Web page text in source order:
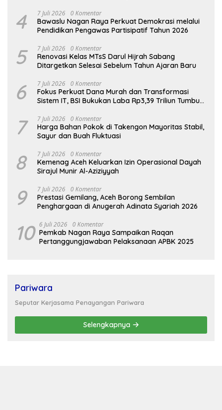
4 7 Juli 2026 0 Komentar
Bawaslu Nagan Raya Perkuat Demokrasi melalui
Pendidikan Pengawas Partisipatif Tahun 2026
5 7 Juli 2026 0 Komentar
Renovasi Kelas MTsS Darul Hijrah Sabang
Ditargetkan Selesai Sebelum Tahun Ajaran Baru
6 7 Juli 2026 0 Komentar
Fokus Perkuat Dana Murah dan Transformasi
Sistem IT, BSI Bukukan Laba Rp3,39 Triliun Tumbuh
7 7 Juli 2026 0 Komentar
Harga Bahan Pokok di Takengon Mayoritas Stabil,
Sayur dan Buah Fluktuasi
8 7 Juli 2026 0 Komentar
Kemenag Aceh Keluarkan Izin Operasional Dayah
Sirajul Munir Al-Aziziyyah
9 7 Juli 2026 0 Komentar
Prestasi Gemilang, Aceh Borong Sembilan
Penghargaan di Anugerah Adinata Syariah 2026
10 6 Juli 2026 0 Komentar
Pemkab Nagan Raya Sampaikan Raqan
Pertanggungjawaban Pelaksanaan APBK 2025
Pariwara
Seputar Kerjasama Penayangan Pariwara
Selengkapnya